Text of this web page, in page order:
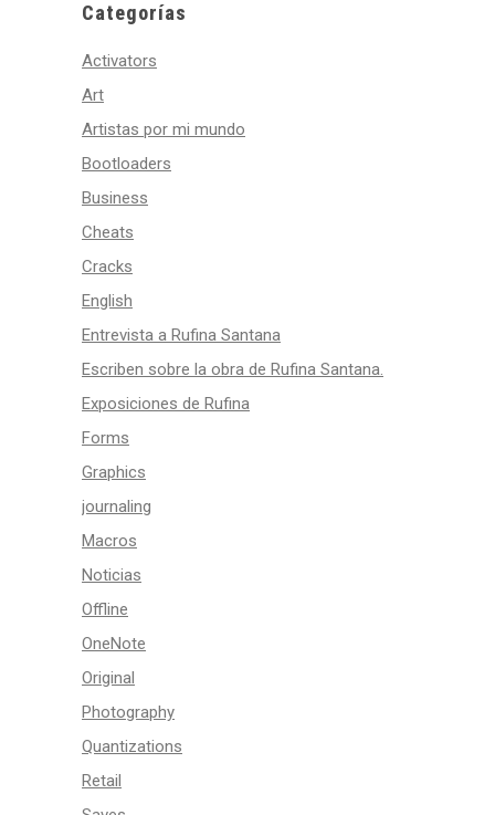
Categorías
Activators
Art
Artistas por mi mundo
Bootloaders
Business
Cheats
Cracks
English
Entrevista a Rufina Santana
Escriben sobre la obra de Rufina Santana.
Exposiciones de Rufina
Forms
Graphics
journaling
Macros
Noticias
Offline
OneNote
Original
Photography
Quantizations
Retail